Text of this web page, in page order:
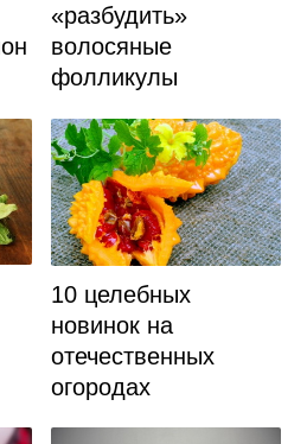
«разбудить»
волосяные
фолликулы
10 целебных
новинок на
отечественных
огородах